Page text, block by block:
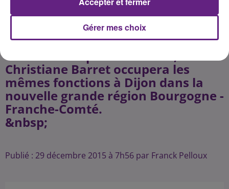
Edmond Michelet, à 11 heures en
présence des autorités locales.
Préfète de la Région Poitou-
Charentes depuis avril 2014,
Christiane Barret occupera les
mêmes fonctions à Dijon dans la
nouvelle grande région Bourgogne -
Franche-Comté.
&nbsp;
Publié : 29 décembre 2015 à 7h56 par Franck Pelloux
Gérer mes choix